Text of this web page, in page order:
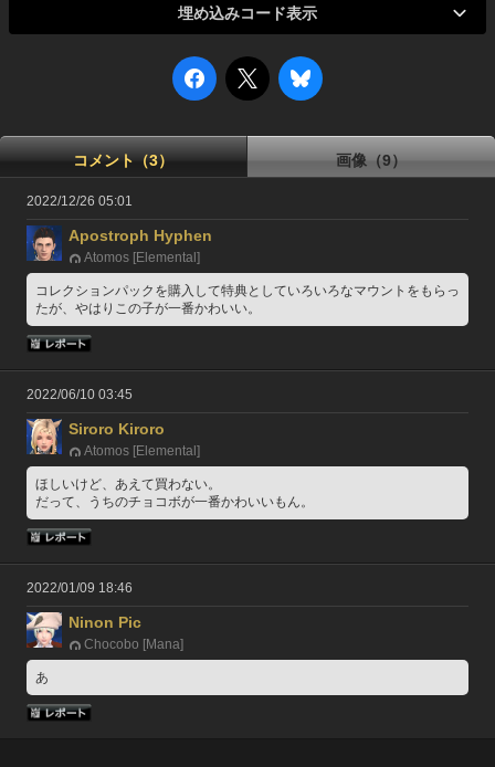
埋め込みコード表示
コメント（3） 画像（9）
2022/12/26 05:01
Apostroph Hyphen
Atomos [Elemental]
コレクションパックを購入して特典としていろいろなマウントをもらっ
たが、やはりこの子が一番かわいい。
2022/06/10 03:45
Siroro Kiroro
Atomos [Elemental]
ほしいけど、あえて買わない。
だって、うちのチョコボが一番かわいいもん。
2022/01/09 18:46
Ninon Pic
Chocobo [Mana]
あ